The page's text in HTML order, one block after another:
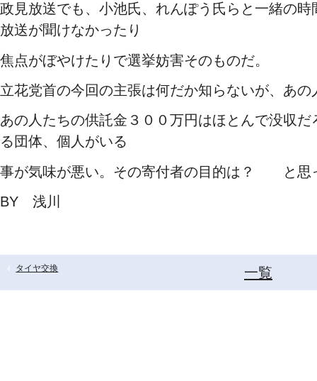
政見放送でも、小池氏、れんぽう氏らと一緒の
放送が聞けなかったり
焦点がぼやけたりで選挙妨害そのものだ。
立花党首の今回の主張は何だか知らないが、あ
あの人たちの供託金３００万円はほとんで没収
る団体、個人がいる
事が気味が悪い。その寄付者の目的は？ と思
BY 浅川
タイヤ交換 一覧